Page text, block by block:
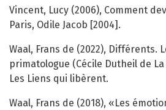
Vincent, Lucy (2006), Comment
Paris, Odile Jacob [2004].
Waal, Frans de (2022), Différents.
primatologue (Cécile Dutheil de
Les Liens qui libèrent.
Waal, Frans de (2018), «Les